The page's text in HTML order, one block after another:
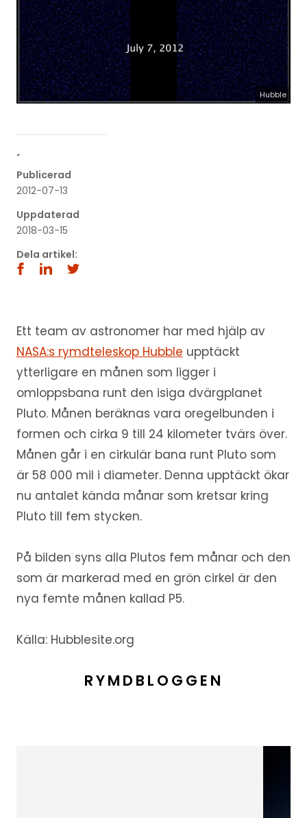
Hubble
´
Publicerad
2012-07-13
Uppdaterad
2018-03-15
Dela artikel:
Ett team av astronomer har med hjälp av
NASA:s rymdteleskop Hubble upptäckt
ytterligare en månen som ligger i
omloppsbana runt den isiga dvärgplanet
Pluto. Månen beräknas vara oregelbunden i
formen och cirka 9 till 24 kilometer tvärs över.
Månen går i en cirkulär bana runt Pluto som
är 58 000 mil i diameter. Denna upptäckt ökar
nu antalet kända månar som kretsar kring
Pluto till fem stycken.
På bilden syns alla Plutos fem månar och den
som är markerad med en grön cirkel är den
nya femte månen kallad P5.
Källa: Hubblesite.org
RYMDBLOGGEN